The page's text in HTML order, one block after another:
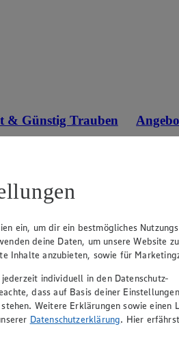
& Günstig Trauben
Klasse I, 500 g, (1
versch.
ein, um dir ein bestmögliches
deine Daten, um unsere Website zu
Inhalte anzubieten, sowie für
individuell in den Datenschutz-
dass auf Basis deiner
Weitere Erklärungen sowie einen
Datenschutzerklärung. Hier